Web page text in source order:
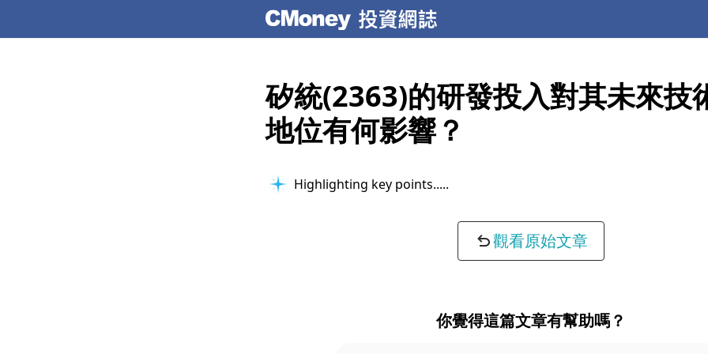
矽統(2363)的研發投入對其未來技
地位有何影響？
Highlighting key points...
觀看原始文章
你覺得這篇文章有幫助嗎？